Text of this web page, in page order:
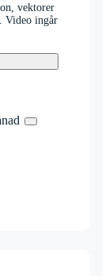
vektorer
Video ingår